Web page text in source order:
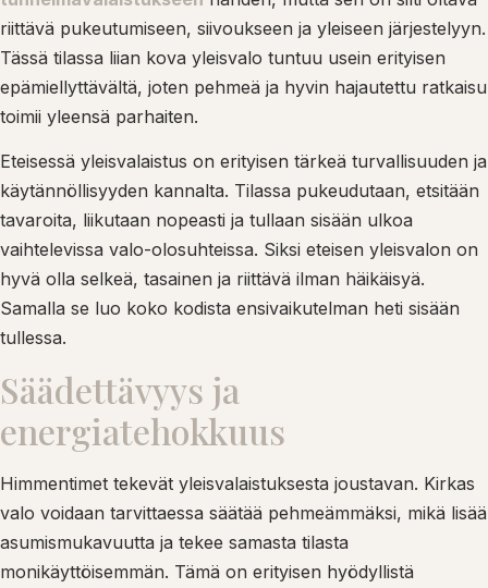
riittävä pukeutumiseen, siivoukseen ja yleiseen järjestelyyn.
Tässä tilassa liian kova yleisvalo tuntuu usein erityisen
epämiellyttävältä, joten pehmeä ja hyvin hajautettu ratkaisu
toimii yleensä parhaiten.
Eteisessä yleisvalaistus on erityisen tärkeä turvallisuuden ja
käytännöllisyyden kannalta. Tilassa pukeudutaan, etsitään
tavaroita, liikutaan nopeasti ja tullaan sisään ulkoa
vaihtelevissa valo-olosuhteissa. Siksi eteisen yleisvalon on
hyvä olla selkeä, tasainen ja riittävä ilman häikäisyä.
Samalla se luo koko kodista ensivaikutelman heti sisään
tullessa.
Säädettävyys ja
energiatehokkuus
Himmentimet tekevät yleisvalaistuksesta joustavan. Kirkas
valo voidaan tarvittaessa säätää pehmeämmäksi, mikä lisää
asumismukavuutta ja tekee samasta tilasta
monikäyttöisemmän. Tämä on erityisen hyödyllistä